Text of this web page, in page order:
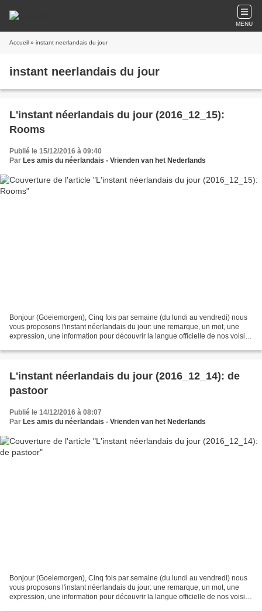
MENU
Accueil » instant neerlandais du jour
instant neerlandais du jour
L'instant néerlandais du jour (2016_12_15):
Rooms
Publié le 15/12/2016 à 09:40
Par Les amis du néerlandais - Vrienden van het Nederlands
Bonjour (Goeiemorgen), Cinq fois par semaine (du lundi au vendredi) nous
vous proposons l'instant néerlandais du jour: une remarque, un mot, une
expression, une information pour découvrir la langue officielle de nos voisins
L'instant néerlandais du jour (2016_12_14): de
pastoor
Publié le 14/12/2016 à 08:07
Par Les amis du néerlandais - Vrienden van het Nederlands
Bonjour (Goeiemorgen), Cinq fois par semaine (du lundi au vendredi) nous
vous proposons l'instant néerlandais du jour: une remarque, un mot, une
expression, une information pour découvrir la langue officielle de nos voisins